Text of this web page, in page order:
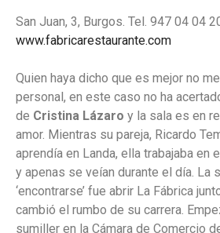
San Juan, 3, Burgos. Tel. 947 04 04
www.fabricarestaurante.com
Quien haya dicho que es mejor no
personal, en este caso no ha
de Cristina Lázaro y la sala es en
amor. Mientras su pareja, Ricardo
aprendía en Landa, ella trabajaba en
y apenas se veían durante el día. La
‘encontrarse’ fue abrir La Fábrica
cambió el rumbo de su carrera.
sumiller en la Cámara de Comercio